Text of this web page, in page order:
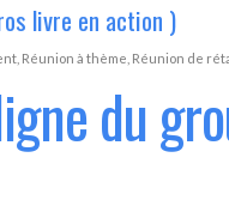
livre en action )
Réunion à thème Réunion de
du